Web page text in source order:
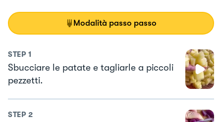
Modalità passo passo
STEP 1
Sbucciare le patate e tagliarle a piccoli
pezzetti.
STEP 2